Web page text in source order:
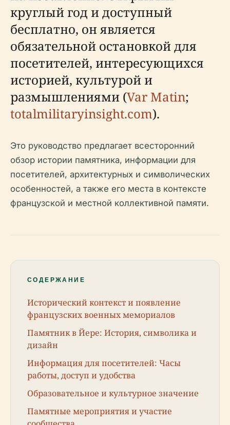
круглый год и доступный
бесплатно, он является
обязательной остановкой для
посетителей, интересующихся
историей, культурой и
размышлениями (Var Matin;
totalmilitaryinsight.com).
Это руководство предлагает всесторонний
обзор истории памятника, информации для
посетителей, архитектурных и символических
особенностей, а также его места в контексте
французской и местной коллективной памяти.
СОДЕРЖАНИЕ
Исторический контекст и появление
французских военных мемориалов
Памятник в Йере: История, символика и
дизайн
Информация для посетителей: Часы
работы, доступ и удобства
Образовательное и культурное значение
Памятные мероприятия и участие